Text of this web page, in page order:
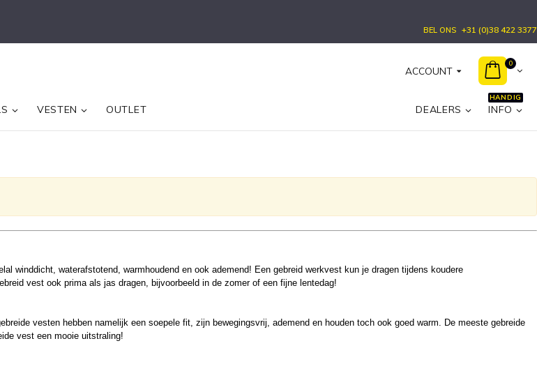
BEL ONS +31 (0)38 422 3377
ACCOUNT
0
VESTEN OUTLET INFO
HANDIG
DEALERS
winddicht, waterafstotend, warmhoudend en ook ademend! Een gebreid werkvest kun je dragen tijdens koudere
vest ook prima als jas dragen, bijvoorbeeld in de zomer of een fijne lentedag!
vesten hebben namelijk een soepele fit, zijn bewegingsvrij, ademend en houden toch ook goed warm. De meeste gebreide
vest een mooie uitstraling!